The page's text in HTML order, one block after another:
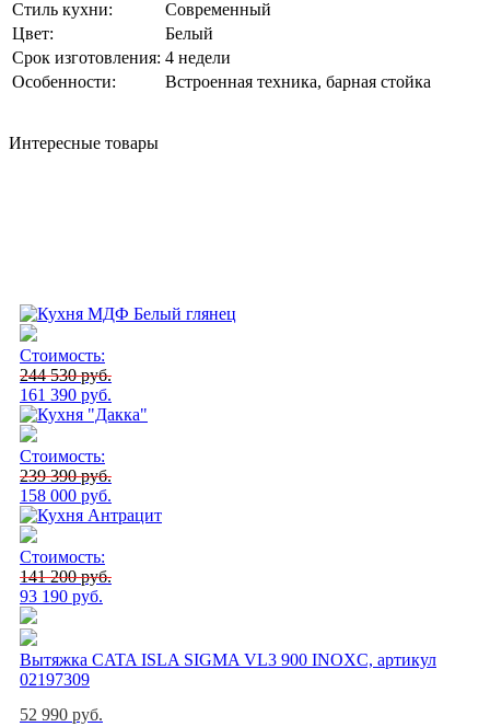
Стиль кухни:
Современный
Цвет:
Белый
Срок изготовления: 4 недели
Особенности:
Встроенная техника, барная стойка
Интересные товары
Стоимость:
244 530 руб.
161 390 руб.
Стоимость:
239 390 руб.
158 000 руб.
Стоимость:
141 200 руб.
93 190 руб.
Вытяжка CATA ISLA SIGMA VL3 900 INOXC, артикул
02197309
52 990 руб.